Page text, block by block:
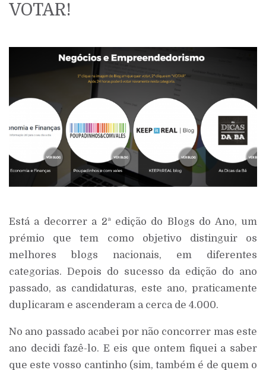
VOTAR!
Está a decorrer a 2ª edição do Blogs do Ano, um
prémio que tem como objetivo distinguir os
melhores blogs nacionais, em diferentes
categorias. Depois do sucesso da edição do ano
passado, as candidaturas, este ano, praticamente
duplicaram e ascenderam a cerca de 4.000.
No ano passado acabei por não concorrer mas este
ano decidi fazê-lo. E eis que ontem fiquei a saber
que este vosso cantinho (sim, também é de quem o